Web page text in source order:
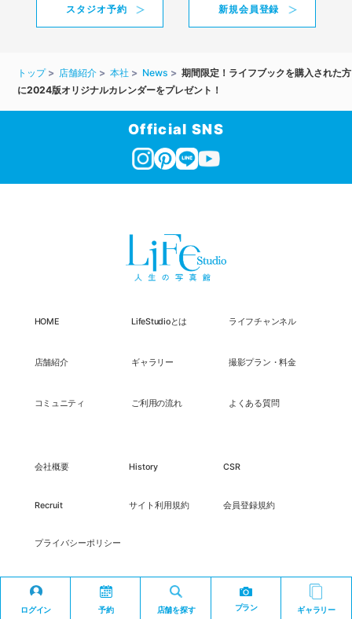
ログイン 予約 店舗を探す プラン ギャラリー
スタジオ予約 新規会員登録
トップ 店舗紹介 本社 News
期間限定！ライフブックを購入された方
に2024版オリジナルカレンダーをプレゼント！
Official SNS
HOME LifeStudioとは ライフチャンネル
店舗紹介 ギャラリー 撮影プラン・料金
コミュニティ ご利用の流れ よくある質問
会社概要 History CSR
Recruit サイト利用規約 会員登録規約
プライバシーポリシー